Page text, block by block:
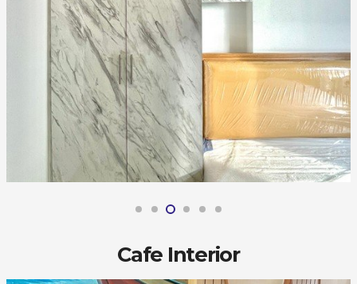
Cafe Interior